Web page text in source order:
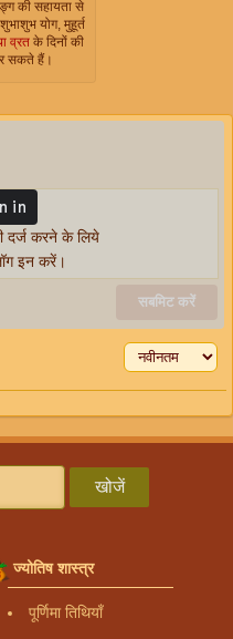
की सहायता से
योग, मुहूर्त
व्रत के दिनों की
सकते हैं।
सबमिट करें
दर्ज करने के लिये
इन करें।
खोजें
ज्योतिष शास्त्र
पूर्णिमा तिथियाँ